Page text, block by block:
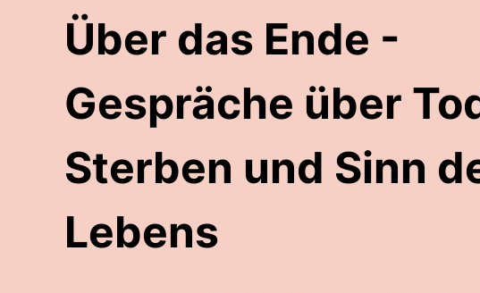
Über das Ende -
Gespräche über
Sterben und Sinn
Lebens